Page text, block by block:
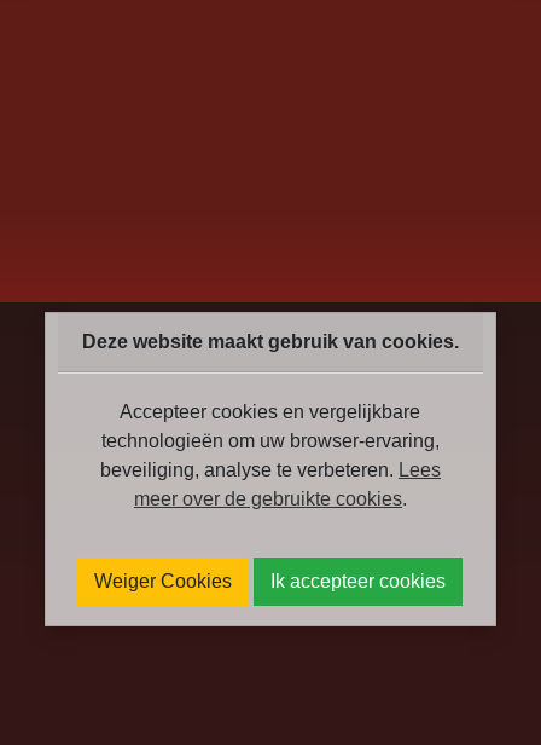
Deze website maakt gebruik van cookies.
Accepteer cookies en vergelijkbare
technologieën om uw browser-ervaring,
beveiliging, analyse te verbeteren. Lees
meer over de gebruikte cookies.
Weiger Cookies Ik accepteer cookies